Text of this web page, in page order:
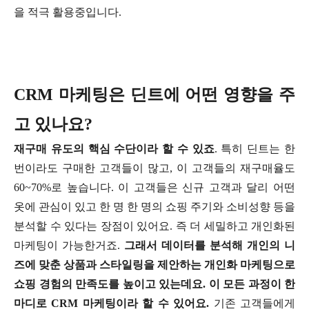
을 적극 활용중입니다.
CRM 마케팅은 딘트에 어떤 영향을 주
고 있나요?
재구매 유도의 핵심 수단이라 할 수 있죠. 특히 딘트는 한
번이라도 구매한 고객들이 많고, 이 고객들의 재구매율도
60~70%로 높습니다. 이 고객들은 신규 고객과 달리 어떤
옷에 관심이 있고 한 명 한 명의 쇼핑 주기와 소비성향 등을
분석할 수 있다는 장점이 있어요. 즉 더 세밀하고 개인화된
마케팅이 가능한거죠. 그래서 데이터를 분석해 개인의 니
즈에 맞춘 상품과 스타일링을 제안하는 개인화 마케팅으로
쇼핑 경험의 만족도를 높이고 있는데요. 이 모든 과정이 한
마디로 CRM 마케팅이라 할 수 있어요. 기존 고객들에게